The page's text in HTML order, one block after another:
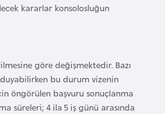
kararlar konsolosluğun
göre değişmektedir. Bazı
bu durum vizenin
öngörülen başvuru sonuçlanma
süreleri; 4 ila 5 iş günü arasında